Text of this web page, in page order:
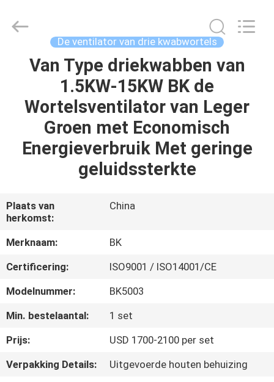
HUIS
PRODUCTEN
VIDEOS
ONGEVEER
ONS
FABRIEKSREIS
CONTACTEER
ONS
Machine
(Jiangsu)
De ventilator van drie kwabwortels
Van Type driekwabben van
1.5KW-15KW BK de
Wortelsventilator van Leger
Groen met Economisch
Energieverbruik Met geringe
geluidssterkte
Plaats van
herkomst:
China
Merknaam:
BK
Certificering:
ISO9001 / ISO14001/CE
Modelnummer:
BK5003
Min. bestelaantal:
1 set
Prijs:
USD 1700-2100 per set
Verpakking Details:
Uitgevoerde houten behuizing